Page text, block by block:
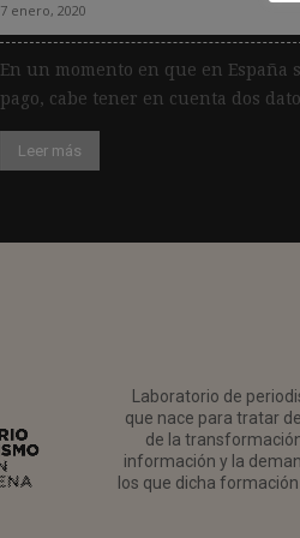
7 enero, 2020
En un momento en que en
pago, cabe tener en cuenta dos
Leer más
Laboratorio de
que nace para tratar
de la
información y la
los que dicha